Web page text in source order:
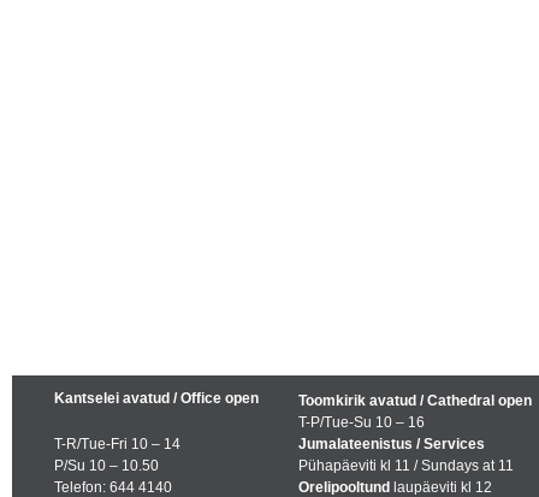
Kantselei avatud / Office open
T-R/Tue-Fri 10 – 14
P/Su 10 – 10.50
Telefon: 644 4140
Toomkirik avatud / Cathedral open
T-P/Tue-Su 10 – 16
Jumalateenistus / Services
Pühapäeviti kl 11 / Sundays at 11
Orelipooltund laupäeviti kl 12